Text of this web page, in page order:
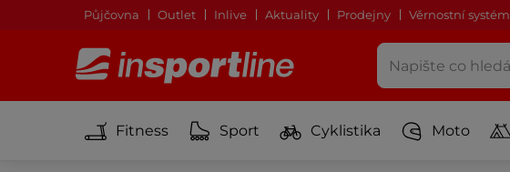
Půjčovna Outlet Inlive Aktuality Prodejny Věrnostní systém
Fitness Sport Cyklistika Moto